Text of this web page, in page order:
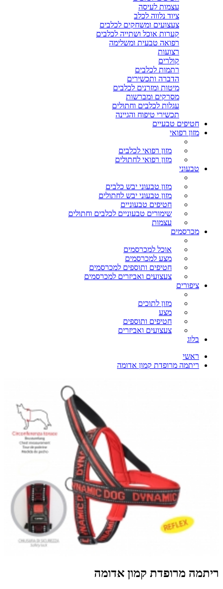
עצמות לעיסה
ציוד נלווה לכלב
צעצועים ומשחקים לכלבים
קערות אוכל ושתייה לכלבים
רפואה טבעית ומשלימה
רצועות
קולרים
רתמות לכלבים
הדברה ותכשירים
מיטות ומזרנים לכלבים
מסרקים ומברשות
עגלות לכלבים וחתולים
תכשירי טיפוח והגיינה
חטיפים טבעיים
מזון רפואי
מזון רפואי לכלבים
מזון רפואי לחתולים
טבעוני
מזון טבעוני יבש כלבים
מזון טבעוני יבש לחתולים
חטיפים טבעוניים
שימורים טבעוניים לכלבים וחתולים
עצמות
מכרסמים
אוכל למכרסמים
מצע למכרסמים
חטיפים ותוספים למכרסמים
צעצועים ואביזרים למכרסמים
ציפורים
מזון לתוכים
מצע
חטיפים ותוספים
צעצועים ואביזרים
בלוג
ראשי
ריתמה מרופדת קמון אדומה
ריתמה מרופדת קמון אדומה